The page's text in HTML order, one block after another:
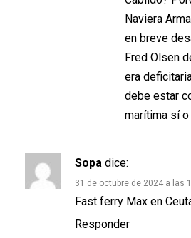
Naviera
en breve
Fred Olsen
era
debe estar
marítima sí o
Sopa dice:
31 de octubre de 2024 a las
Fast ferry Max en
Responder